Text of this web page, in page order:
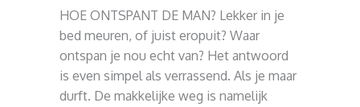
HOE ONTSPANT DE MAN? Lekker in je
bed meuren, of juist eropuit? Waar
ontspan je nou echt van? Het antwoord
is even simpel als verrassend. Als je maar
durft. De makkelijke weg is namelijk